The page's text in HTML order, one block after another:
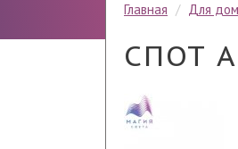
Главная / Для
СПОТ